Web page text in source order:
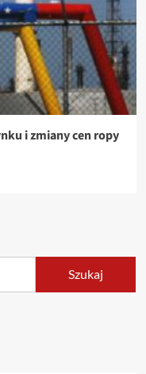
i zmiany cen ropy
Szukaj